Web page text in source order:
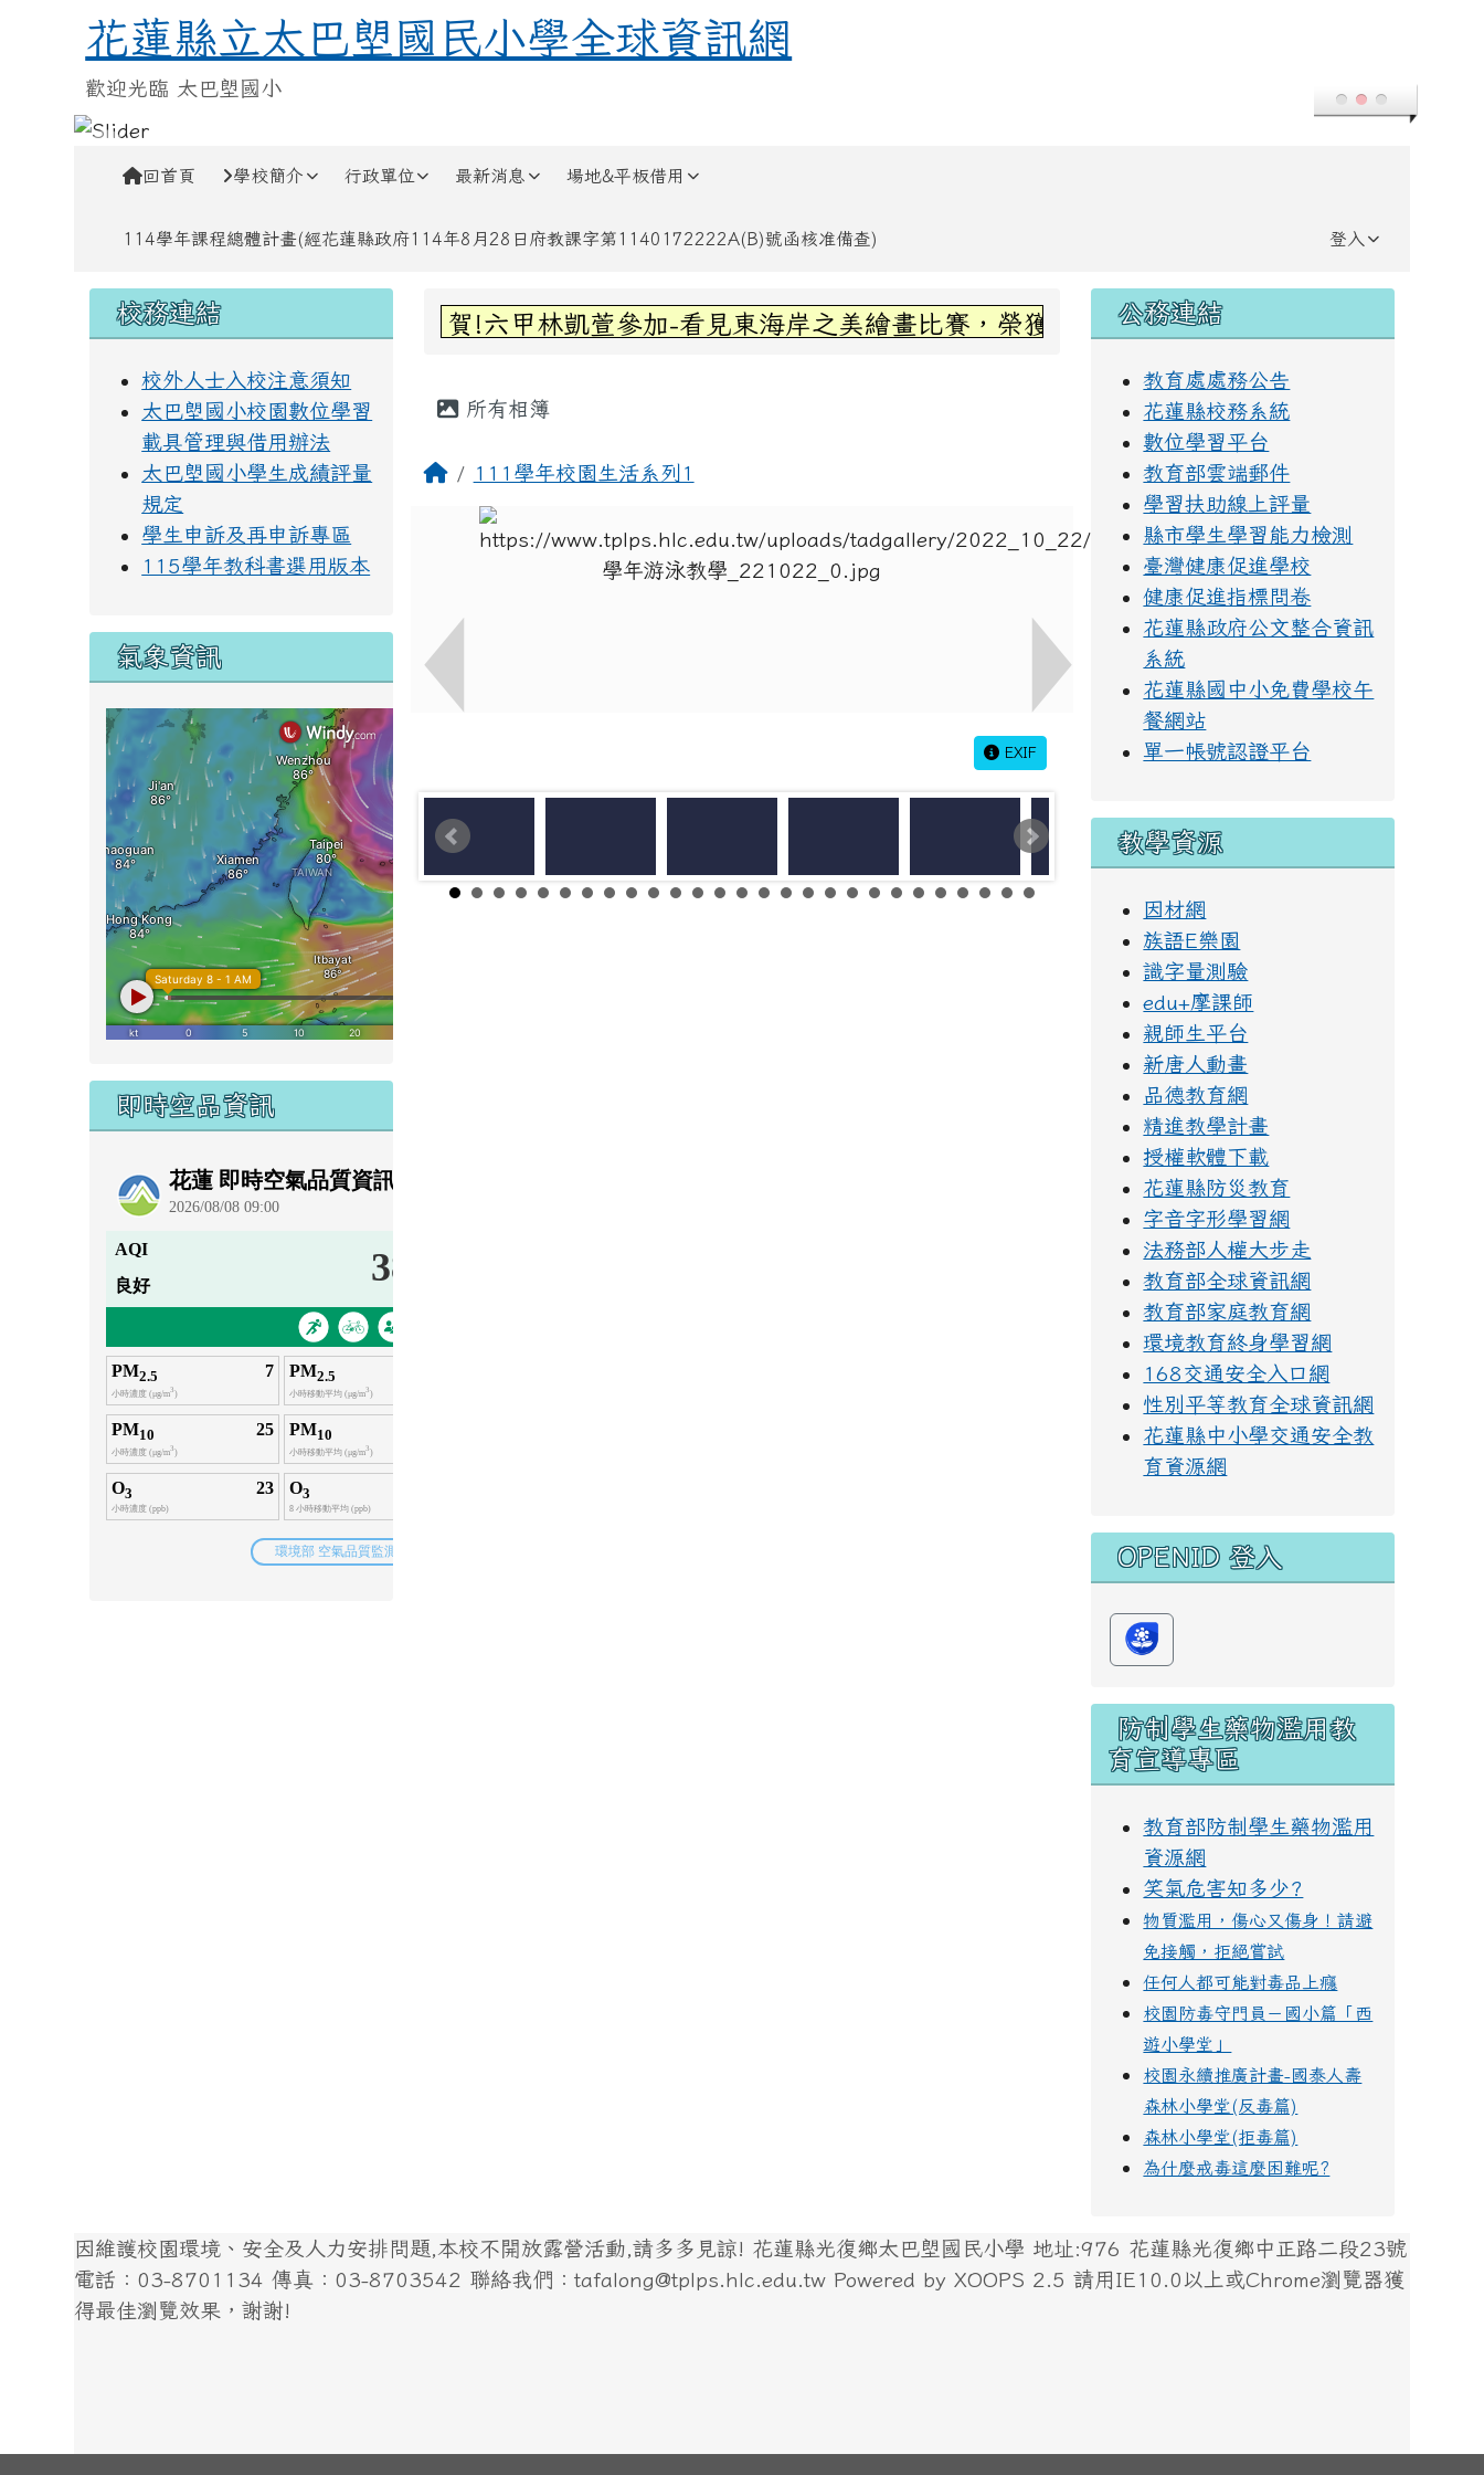
跳至主內容區
花蓮縣立太巴塱國民小學全球資訊網
花蓮縣立太巴塱國民小學全球資訊網
歡迎光臨 太巴塱國小
回首頁 學校簡介 行政單位 最新消息 場地&平板借用
114學年課程總體計畫(經花蓮縣政府114年8月28日府教課字第1140172222A(B)號函核准備查) 登入
左邊區域內容
校務連結
校外人士入校注意須知
太巴塱國小校園數位學習
載具管理與借用辦法
太巴塱國小學生成績評量
規定
學生申訴及再申訴專區
115學年教科書選用版本
氣象資訊
即時空品資訊
上中區域內容
賀!六甲林凱萱參加-看見東海岸之美繪畫比賽，榮獲高年級組第三名~感謝丞左老師指導~
主內容區域
所有相簿
回首頁111學年校園生活系列1
EXIF
右邊區域內容
公務連結
教育處處務公告
花蓮縣校務系統
數位學習平台
教育部雲端郵件
學習扶助線上評量
縣市學生學習能力檢測
臺灣健康促進學校
健康促進指標問卷
花蓮縣政府公文整合資訊
系統
花蓮縣國中小免費學校午
餐網站
單一帳號認證平台
教學資源
因材網
族語E樂園
識字量測驗
edu+摩課師
親師生平台
新唐人動畫
品德教育網
精進教學計畫
授權軟體下載
花蓮縣防災教育
字音字形學習網
法務部人權大步走
教育部全球資訊網
教育部家庭教育網
環境教育終身學習網
168交通安全入口網
性別平等教育全球資訊網
花蓮縣中小學交通安全教
育資源網
OPENID 登入
防制學生藥物濫用教
育宣導專區
教育部防制學生藥物濫用
資源網
笑氣危害知多少?
物質濫用，傷心又傷身！請避
免接觸，拒絕嘗試
任何人都可能對毒品上癮
校園防毒守門員－國小篇「西
遊小學堂」
校園永續推廣計畫-國泰人壽
森林小學堂(反毒篇)
森林小學堂(拒毒篇)
為什麼戒毒這麼困難呢?
頁尾區域
因維護校園環境、安全及人力安排問題,本校不開放露營活動,請多多見諒! 花蓮縣光復鄉太巴塱國民小學 地址:976 花蓮縣光復鄉中正路二段23號
電話：03-8701134 傳真：03-8703542 聯絡我們：tafalong@tplps.hlc.edu.tw Powered by XOOPS 2.5 請用IE10.0以上或Chrome瀏覽器獲
得最佳瀏覽效果，謝謝!